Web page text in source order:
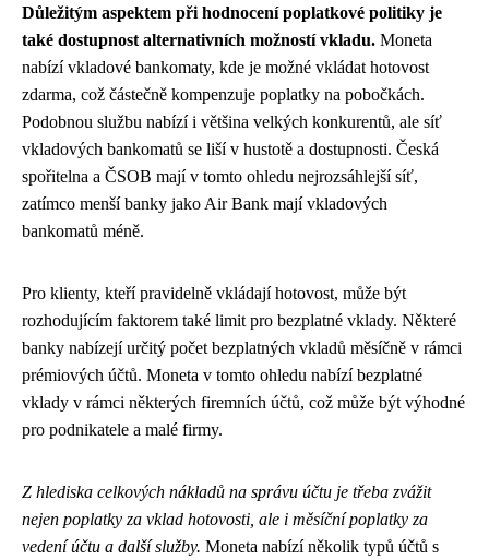
Důležitým aspektem při hodnocení poplatkové politiky je
také dostupnost alternativních možností vkladu. Moneta
nabízí vkladové bankomaty, kde je možné vkládat hotovost
zdarma, což částečně kompenzuje poplatky na pobočkách.
Podobnou službu nabízí i většina velkých konkurentů, ale síť
vkladových bankomatů se liší v hustotě a dostupnosti. Česká
spořitelna a ČSOB mají v tomto ohledu nejrozsáhlejší síť,
zatímco menší banky jako Air Bank mají vkladových
bankomatů méně.
Pro klienty, kteří pravidelně vkládají hotovost, může být
rozhodujícím faktorem také limit pro bezplatné vklady. Některé
banky nabízejí určitý počet bezplatných vkladů měsíčně v rámci
prémiových účtů. Moneta v tomto ohledu nabízí bezplatné
vklady v rámci některých firemních účtů, což může být výhodné
pro podnikatele a malé firmy.
Z hlediska celkových nákladů na správu účtu je třeba zvážit
nejen poplatky za vklad hotovosti, ale i měsíční poplatky za
vedení účtu a další služby. Moneta nabízí několik typů účtů s